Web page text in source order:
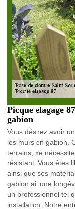
Picque elagage
gabion
Vous désirez avoir
les murs en gabion.
terrains, ne
résistant. Vous êtes
ainsi que ses
gabion ait une
un professionnel tel
installation. Notre